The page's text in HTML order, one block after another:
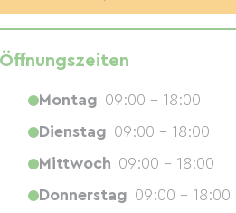
Öffnungszeiten
Montag 09:00 - 18:00
Dienstag 09:00 - 18:00
Mittwoch 09:00 - 18:00
Donnerstag 09:00 - 18:00